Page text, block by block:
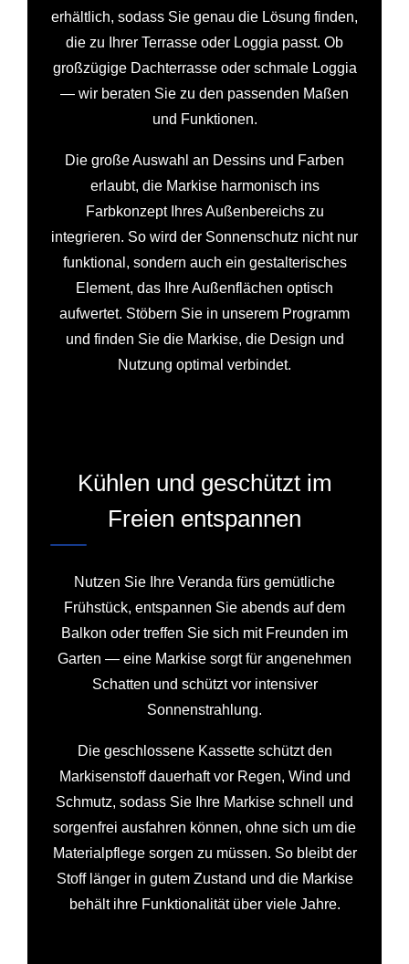
erhältlich, sodass Sie genau die Lösung finden,
die zu Ihrer Terrasse oder Loggia passt. Ob
großzügige Dachterrasse oder schmale Loggia
— wir beraten Sie zu den passenden Maßen
und Funktionen.
Die große Auswahl an Dessins und Farben
erlaubt, die Markise harmonisch ins
Farbkonzept Ihres Außenbereichs zu
integrieren. So wird der Sonnenschutz nicht nur
funktional, sondern auch ein gestalterisches
Element, das Ihre Außenflächen optisch
aufwertet. Stöbern Sie in unserem Programm
und finden Sie die Markise, die Design und
Nutzung optimal verbindet.
Kühlen und geschützt im
Freien entspannen
Nutzen Sie Ihre Veranda fürs gemütliche
Frühstück, entspannen Sie abends auf dem
Balkon oder treffen Sie sich mit Freunden im
Garten — eine Markise sorgt für angenehmen
Schatten und schützt vor intensiver
Sonnenstrahlung.
Die geschlossene Kassette schützt den
Markisenstoff dauerhaft vor Regen, Wind und
Schmutz, sodass Sie Ihre Markise schnell und
sorgenfrei ausfahren können, ohne sich um die
Materialpflege sorgen zu müssen. So bleibt der
Stoff länger in gutem Zustand und die Markise
behält ihre Funktionalität über viele Jahre.